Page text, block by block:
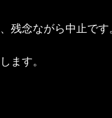
残念ながら中止です。
ます。